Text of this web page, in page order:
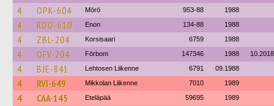
4
OPK-604 Mörö 953-88 1988
4 ROO-610 Enon 134-88 1988
4 ZBL-204 Korsisaari 6759 1988
4 OFV-204 Förbom 147346 1988 10.2018
4 BJE-841 Lehtosen Liikenne 6791 09.1988
4 RVI-649 Mikkolan Liikenne 7010 1989
4 CAA-145 Eteläpää 59695 1989